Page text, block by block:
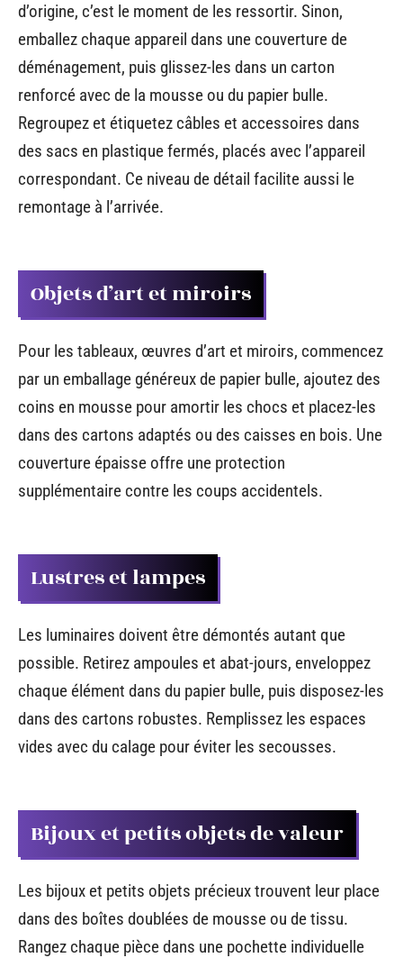
d’origine, c’est le moment de les ressortir. Sinon,
emballez chaque appareil dans une couverture de
déménagement, puis glissez-les dans un carton
renforcé avec de la mousse ou du papier bulle.
Regroupez et étiquetez câbles et accessoires dans
des sacs en plastique fermés, placés avec l’appareil
correspondant. Ce niveau de détail facilite aussi le
remontage à l’arrivée.
Objets d’art et miroirs
Pour les tableaux, œuvres d’art et miroirs, commencez
par un emballage généreux de papier bulle, ajoutez des
coins en mousse pour amortir les chocs et placez-les
dans des cartons adaptés ou des caisses en bois. Une
couverture épaisse offre une protection
supplémentaire contre les coups accidentels.
Lustres et lampes
Les luminaires doivent être démontés autant que
possible. Retirez ampoules et abat-jours, enveloppez
chaque élément dans du papier bulle, puis disposez-les
dans des cartons robustes. Remplissez les espaces
vides avec du calage pour éviter les secousses.
Bijoux et petits objets de valeur
Les bijoux et petits objets précieux trouvent leur place
dans des boîtes doublées de mousse ou de tissu.
Rangez chaque pièce dans une pochette individuelle